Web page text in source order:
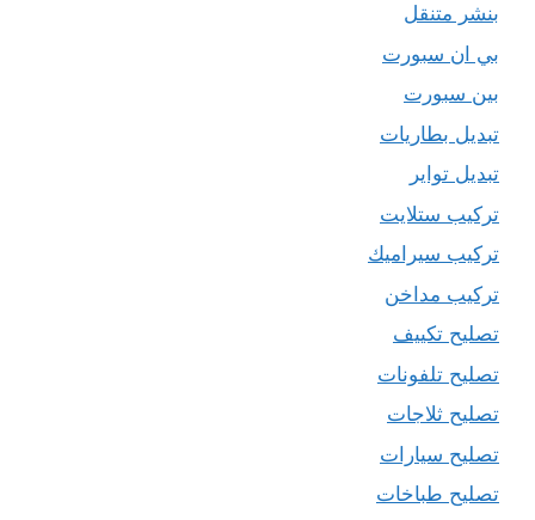
بنشر متنقل
بي ان سبورت
بين سبورت
تبديل بطاريات
تبديل تواير
تركيب ستلايت
تركيب سيراميك
تركيب مداخن
تصليح تكييف
تصليح تلفونات
تصليح ثلاجات
تصليح سيارات
تصليح طباخات